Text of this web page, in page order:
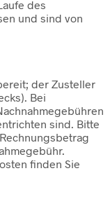
des
und sind von
der Zusteller
Bei
sind. Bitte
finden Sie